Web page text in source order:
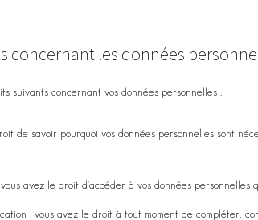
concernant les données
suivants concernant vos données personnelles :
de savoir pourquoi vos données personnelles sont
avez le droit d’accéder à vos données personnelles
: vous avez le droit à tout moment de compléter,